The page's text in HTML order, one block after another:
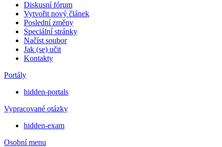
Diskusní fórum
Vytvořit nový článek
Poslední změny
Speciální stránky
Načíst soubor
Jak (se) učit
Kontakty
Portály
hidden-portals
Vypracované otázky
hidden-exam
Osobní menu